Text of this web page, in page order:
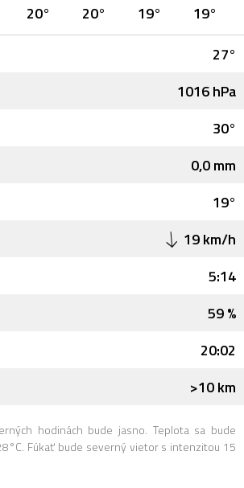
20° 20° 19° 19°
27°
1016 hPa
30°
0,0 mm
19°
19 km/h
5:14
59 %
20:02
>10 km
hodinách bude jasno. Teplota sa bude
Fúkať bude severný vietor s intenzitou 15